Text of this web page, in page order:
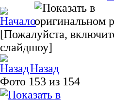
[Пожалуйста,
слайдшоу]
Назад
Фото 153 из 154